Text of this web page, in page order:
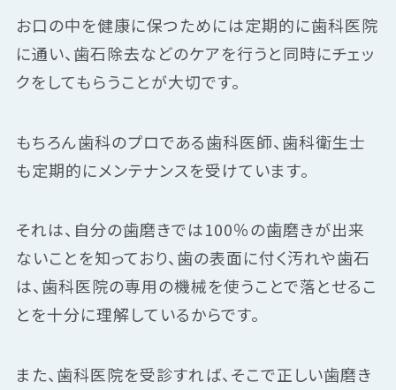
お口の中を健康に保つためには定期的に歯科医院
に通い、歯石除去などのケアを行うと同時にチェッ
クをしてもらうことが大切です。
もちろん歯科のプロである歯科医師、歯科衛生士
も定期的にメンテナンスを受けています。
それは、自分の歯磨きでは100％の歯磨きが出来
ないことを知っており、歯の表面に付く汚れや歯石
は、歯科医院の専用の機械を使うことで落とせるこ
とを十分に理解しているからです。
また、歯科医院を受診すれば、そこで正しい歯磨き